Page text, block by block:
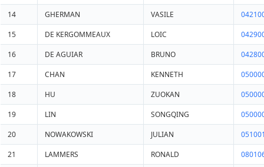
14
GHERMAN VASILE
15
DE KERGOMMEAUX LOIC
16
DE AGUIAR BRUNO
17
CHAN KENNETH
18
HU ZUOKAN
19
LIN SONGQING
20
NOWAKOWSKI JULIAN
21
LAMMERS RONALD